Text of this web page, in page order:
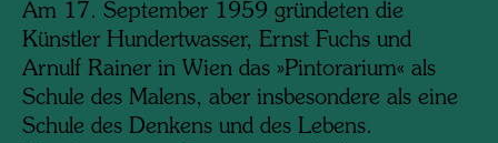
Am 17. September 1959 gründeten die
Künstler Hundertwasser, Ernst Fuchs und
Arnulf Rainer in Wien das »Pintorarium« als
Schule des Malens, aber insbesondere als eine
Schule des Denkens und des Lebens.